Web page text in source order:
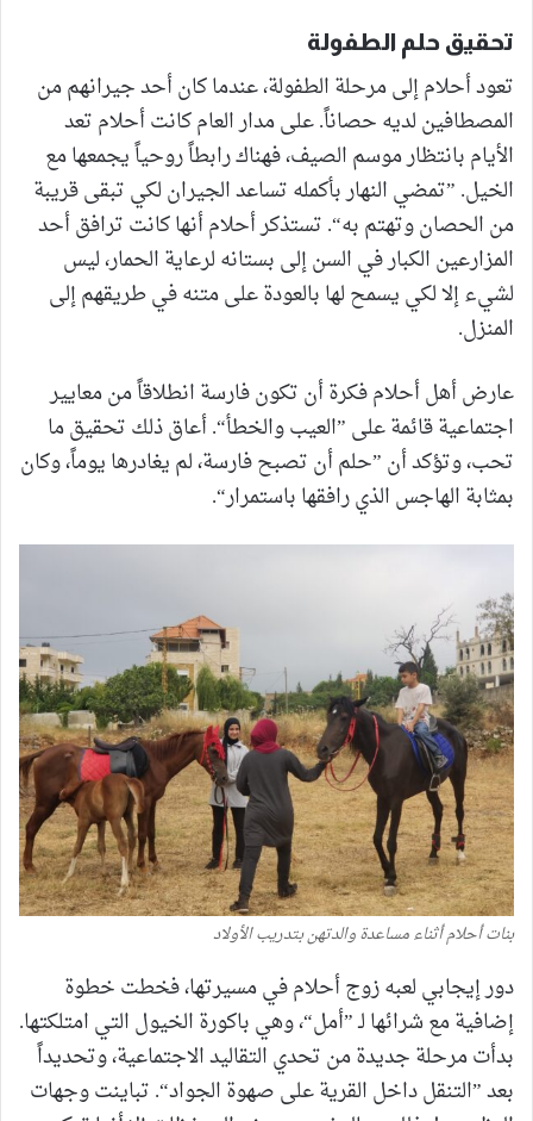
تحقيق حلم الطفولة
تعود أحلام إلى مرحلة الطفولة، عندما كان أحد جيرانهم من
المصطافين لديه حصاناً. على مدار العام كانت أحلام تعد
الأيام بانتظار موسم الصيف، فهناك رابطاً روحياً يجمعها مع
الخيل. ”تمضي النهار بأكمله تساعد الجيران لكي تبقى قريبة
من الحصان وتهتم به“. تستذكر أحلام أنها كانت ترافق أحد
المزارعين الكبار في السن إلى بستانه لرعاية الحمار، ليس
لشيء إلا لكي يسمح لها بالعودة على متنه في طريقهم إلى
المنزل.
عارض أهل أحلام فكرة أن تكون فارسة انطلاقاً من معايير
اجتماعية قائمة على ”العيب والخطأ“. أعاق ذلك تحقيق ما
تحب، وتؤكد أن ”حلم أن تصبح فارسة، لم يغادرها يوماً، وكان
بمثابة الهاجس الذي رافقها باستمرار“.
بنات أحلام أثناء مساعدة والدتهن بتدريب الأولاد
دور إيجابي لعبه زوج أحلام في مسيرتها، فخطت خطوة
إضافية مع شرائها لـ ”أمل“، وهي باكورة الخيول التي امتلكتها.
بدأت مرحلة جديدة من تحدي التقاليد الاجتماعية، وتحديداً
بعد ”التنقل داخل القرية على صهوة الجواد“. تباينت وجهات